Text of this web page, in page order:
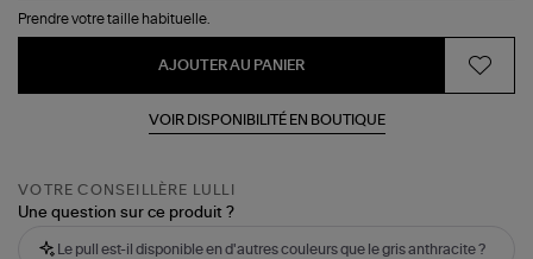
Prendre votre taille habituelle.
AJOUTER AU PANIER
VOIR DISPONIBILITÉ EN BOUTIQUE
VOTRE CONSEILLÈRE LULLI
Une question sur ce produit ?
Le pull est-il disponible en d'autres couleurs que le gris anthracite ?